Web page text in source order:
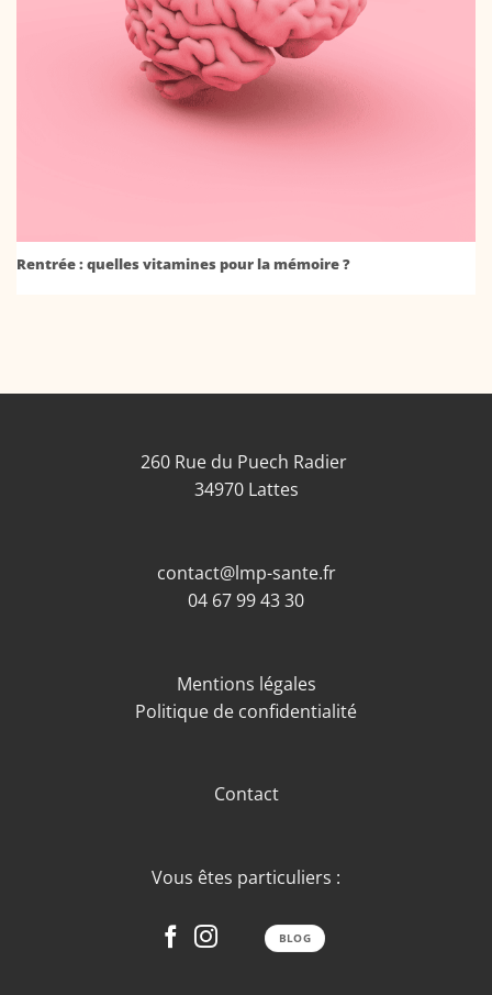
Rentrée : quelles vitamines pour la mémoire ?
260 Rue du Puech Radier
34970 Lattes
contact@lmp-sante.fr
04 67 99 43 30
Mentions légales
Politique de confidentialité
Contact
Vous êtes particuliers :
BLOG